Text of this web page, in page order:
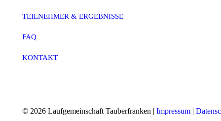
TEILNEHMER & ERGEBNISSE
FAQ
KONTAKT
© 2026 Laufgemeinschaft Tauberfranken | Impressum |